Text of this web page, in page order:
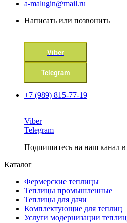
a-malugin@mail.ru
Написать или позвонить
Viber
Telegram
+7 (989) 815-77-19
Viber
Telegram
Подпишитесь на наш канал в
Каталог
Фермерские теплицы
Теплицы промышленные
Теплицы для дачи
Комплектующие для теплиц
Услуги модернизации теплиц